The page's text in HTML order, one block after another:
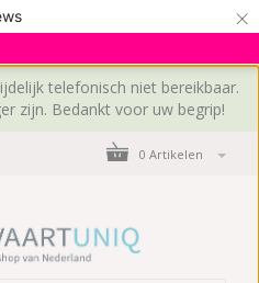
×
telefonisch niet bereikbaar.
zijn. Bedankt voor uw begrip!
0 Artikelen